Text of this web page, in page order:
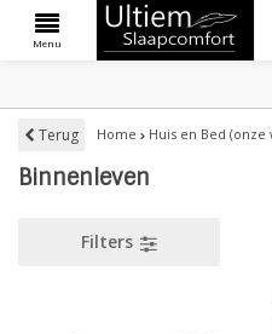
Menu
Terug Home Huis en Bed
Binnenleven
Filters